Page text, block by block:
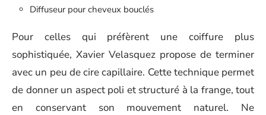
Diffuseur pour cheveux bouclés
Pour celles qui préfèrent une coiffure plus
sophistiquée, Xavier Velasquez propose de terminer
avec un peu de cire capillaire. Cette technique permet
de donner un aspect poli et structuré à la frange, tout
en conservant son mouvement naturel. Ne